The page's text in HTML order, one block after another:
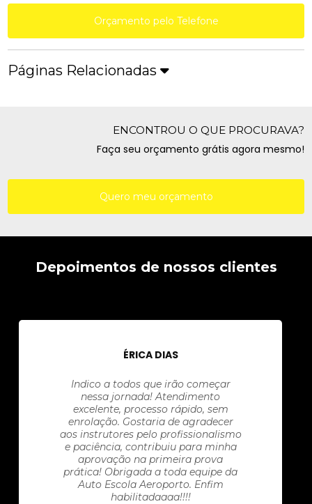
Orçamento pelo Telefone
Páginas Relacionadas
ENCONTROU O QUE PROCURAVA?
Faça seu orçamento grátis agora mesmo!
Quero meu orçamento
Depoimentos de nossos clientes
ÉRICA DIAS
Indico a todos que irão começar
nessa jornada! Atendimento
excelente, processo rápido, sem
enrolação. Gostaria de agradecer
aos instrutores pelo profissionalismo
e paciência, contribuiu para minha
aprovação na primeira prova
prática! Obrigada a toda equipe da
Auto Escola Aeroporto. Enfim
habilitadaaaa!!!!